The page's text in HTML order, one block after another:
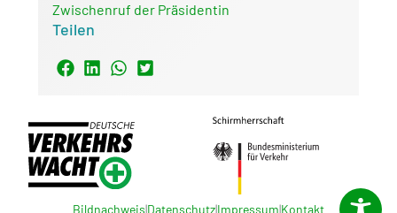
Zwischenruf der Präsidentin
Teilen
Bildnachweis|Datenschutz|Impressum|Kontakt